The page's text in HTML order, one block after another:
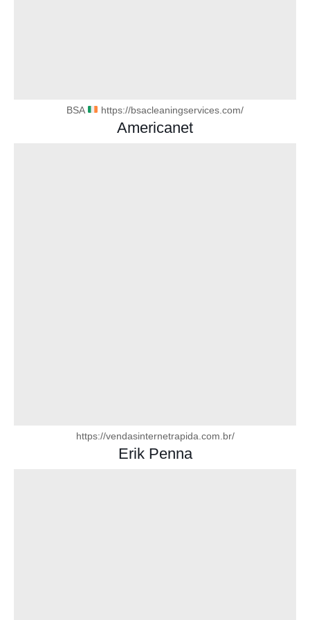
BSA https://bsacleaningservices.com/
Americanet
https://vendasinternetrapida.com.br/
Erik Penna